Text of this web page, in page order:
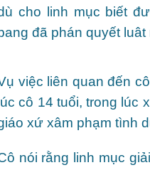
cho linh mục biết
bang đã phán quyết
việc liên quan đến
lúc cô 14 tuổi, trong lúc
xứ xâm phạm tình
nói rằng linh mục